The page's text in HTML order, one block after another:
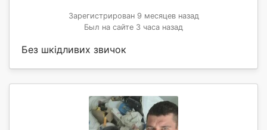
Зарегистрирован 9 месяцев назад
Был на сайте 3 часа назад
Без шкідливих звичок